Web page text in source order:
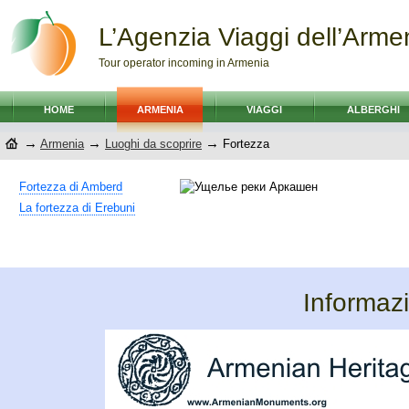
L’Agenzia Viaggi
Tour operator incoming in Armenia
HOME ARMENIA VIAGGI ALBERGHI
→ Armenia → Luoghi da scoprire → Fortezza
Fortezza di Amberd
La fortezza di Erebuni